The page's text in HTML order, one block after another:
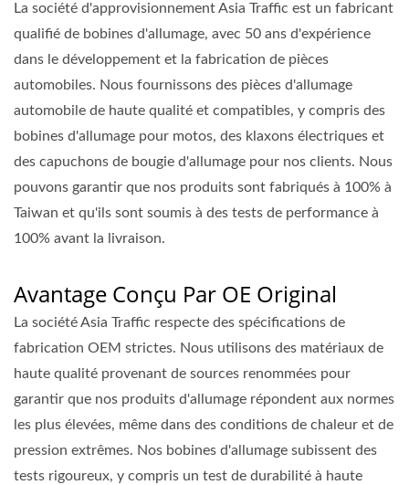
La société d'approvisionnement Asia Traffic est un fabricant
qualifié de bobines d'allumage, avec 50 ans d'expérience
dans le développement et la fabrication de pièces
automobiles. Nous fournissons des pièces d'allumage
automobile de haute qualité et compatibles, y compris des
bobines d'allumage pour motos, des klaxons électriques et
des capuchons de bougie d'allumage pour nos clients. Nous
pouvons garantir que nos produits sont fabriqués à 100% à
Taiwan et qu'ils sont soumis à des tests de performance à
100% avant la livraison.
Avantage Conçu Par OE Original
La société Asia Traffic respecte des spécifications de
fabrication OEM strictes. Nous utilisons des matériaux de
haute qualité provenant de sources renommées pour
garantir que nos produits d'allumage répondent aux normes
les plus élevées, même dans des conditions de chaleur et de
pression extrêmes. Nos bobines d'allumage subissent des
tests rigoureux, y compris un test de durabilité à haute